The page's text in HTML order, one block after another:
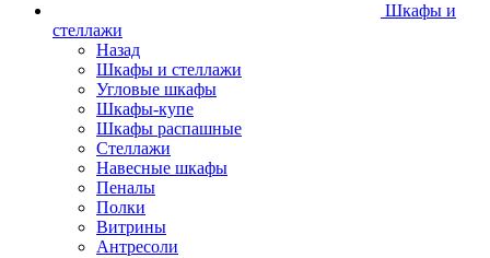
Шкафы и
стеллажи
Назад
Шкафы и стеллажи
Угловые шкафы
Шкафы-купе
Шкафы распашные
Стеллажи
Навесные шкафы
Пеналы
Полки
Витрины
Антресоли